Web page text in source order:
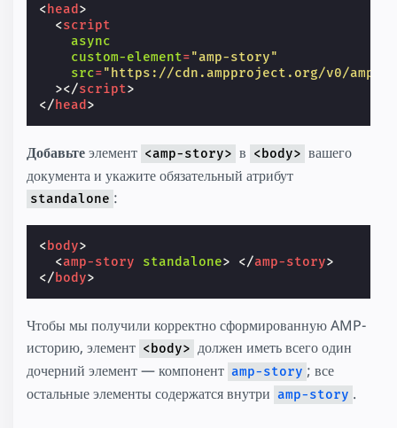
< head >
<script
async
custom-element="amp-story"
src="https://cdn.ampproject.org/v0/amp-
></script>
</ head >
Добавьтеэлемент <amp-story> в <body> вашего
документа и укажите обязательный атрибут
standalone :
<body>
<amp-story standalone> </amp-story>
</body>
Чтобы мы получили корректно сформированную AMP-
историю, элемент <body> должен иметь всего один
дочерний элемент — компонент amp-story ; все
остальные элементы содержатся внутри amp-story .